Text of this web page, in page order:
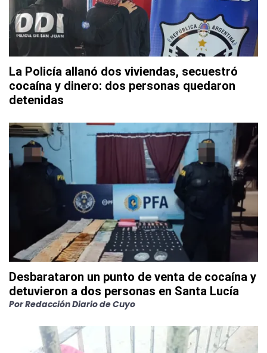
La Policía allanó dos viviendas, secuestró
cocaína y dinero: dos personas quedaron
detenidas
Desbarataron un punto de venta de cocaína y
detuvieron a dos personas en Santa Lucía
PorRedacción Diario de Cuyo